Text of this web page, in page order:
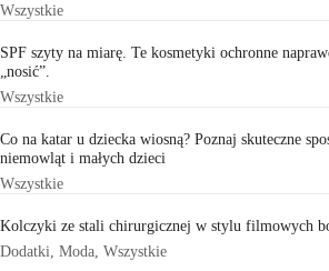
Wszystkie
SPF szyty na miarę. Te kosmetyki ochronne
„nosić”.
Wszystkie
Co na katar u dziecka wiosną? Poznaj skuteczne
niemowląt i małych dzieci
Wszystkie
Kolczyki ze stali chirurgicznej w stylu filmowych
Dodatki Moda Wszystkie